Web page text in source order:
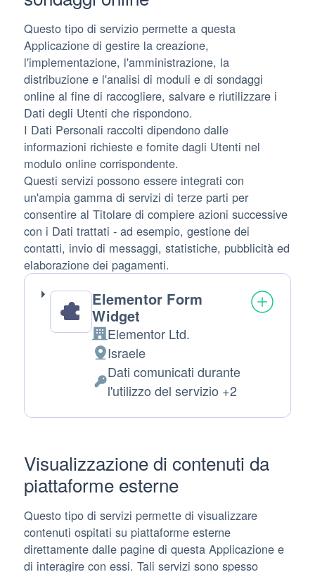
Questo tipo di servizio permette a questa
Applicazione di gestire la creazione,
l'implementazione, l'amministrazione, la
distribuzione e l'analisi di moduli e di sondaggi
online al fine di raccogliere, salvare e riutilizzare i
Dati degli Utenti che rispondono.
I Dati Personali raccolti dipendono dalle
informazioni richieste e fornite dagli Utenti nel
modulo online corrispondente.
Questi servizi possono essere integrati con
un'ampia gamma di servizi di terze parti per
consentire al Titolare di compiere azioni successive
con i Dati trattati - ad esempio, gestione dei
contatti, invio di messaggi, statistiche, pubblicità ed
elaborazione dei pagamenti.
Elementor Form
Widget
Azienda:
Elementor Ltd.
Luogo
del
trattamento:
Israele
Dati
Dati comunicati durante
l'utilizzo del servizio +2
Visualizzazione di contenuti da
piattaforme esterne
Questo tipo di servizi permette di visualizzare
contenuti ospitati su piattaforme esterne
direttamente dalle pagine di questa Applicazione e
di interagire con essi. Tali servizi sono spesso